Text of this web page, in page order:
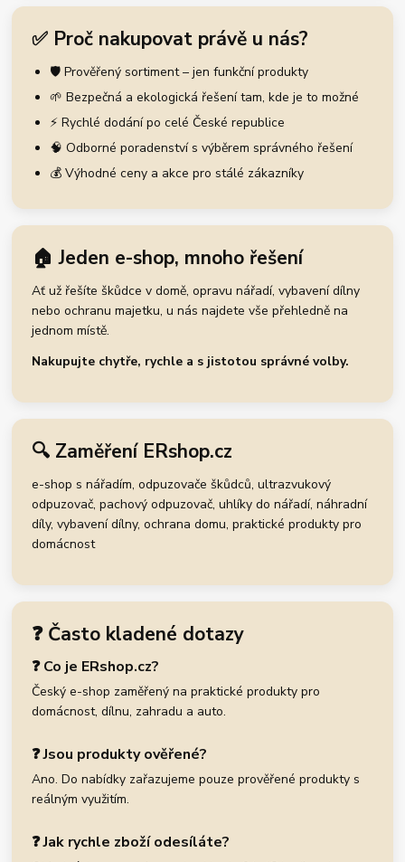
✅ Proč nakupovat právě u nás?
🛡️ Prověřený sortiment – jen funkční produkty
🌱 Bezpečná a ekologická řešení tam, kde je to možné
⚡ Rychlé dodání po celé České republice
🧠 Odborné poradenství s výběrem správného řešení
💰 Výhodné ceny a akce pro stálé zákazníky
🏠 Jeden e-shop, mnoho řešení
Ať už řešíte škůdce v domě, opravu nářadí, vybavení dílny
nebo ochranu majetku, u nás najdete vše přehledně na
jednom místě.
Nakupujte chytře, rychle a s jistotou správné volby.
🔍 Zaměření ERshop.cz
e-shop s nářadím, odpuzovače škůdců, ultrazvukový
odpuzovač, pachový odpuzovač, uhlíky do nářadí, náhradní
díly, vybavení dílny, ochrana domu, praktické produkty pro
domácnost
❓ Často kladené dotazy
❓ Co je ERshop.cz?
Český e-shop zaměřený na praktické produkty pro
domácnost, dílnu, zahradu a auto.
❓ Jsou produkty ověřené?
Ano. Do nabídky zařazujeme pouze prověřené produkty s
reálným využitím.
❓ Jak rychle zboží odesíláte?